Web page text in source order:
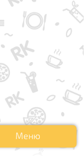
Меню